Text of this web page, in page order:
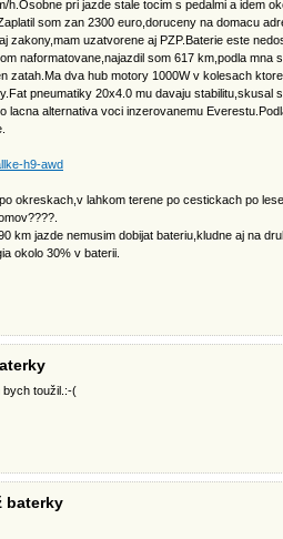
h.Osobne pri jazde stale tocim s pedalmi a idem
som zan 2300 euro,doruceny na domacu
zakony,mam uzatvorene aj PZP.Baterie este
naformatovane,najazdil som 617 km,podla mna
zatah.Ma dva hub motory 1000W v kolesach
pneumatiky 20x4.0 mu davaju stabilitu,skusal
lacna alternativa voci inzerovanemu
h9-awd
okreskach,v lahkom terene po cestickach po
km jazde nemusim dobijat bateriu,kludne aj na
okolo 30% v baterii.
bych toužil.:-(
baterky